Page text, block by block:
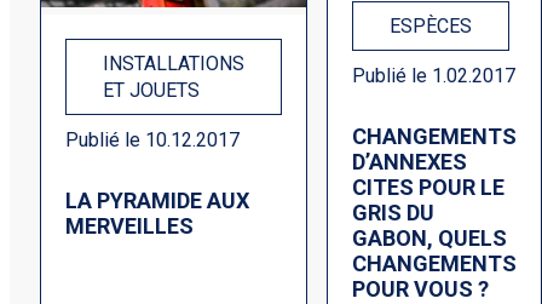
INSTALLATIONS
ET JOUETS
Publié le 10.12.2017
LA PYRAMIDE AUX
MERVEILLES
ESPÈCES
Publié le 1.02.2017
CHANGEMENTS
D’ANNEXES
CITES POUR LE
GRIS DU
GABON, QUELS
CHANGEMENTS
POUR VOUS ?